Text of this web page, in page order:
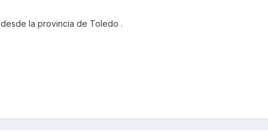
la provincia de Toledo .